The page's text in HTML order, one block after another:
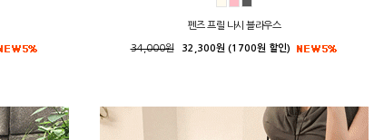
펜즈 프릴 나시 블라우스
34,000원 32,300원 (1700원 할인)